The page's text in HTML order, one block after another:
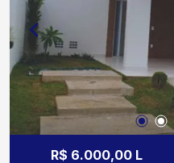
R$ 6.000,00 L